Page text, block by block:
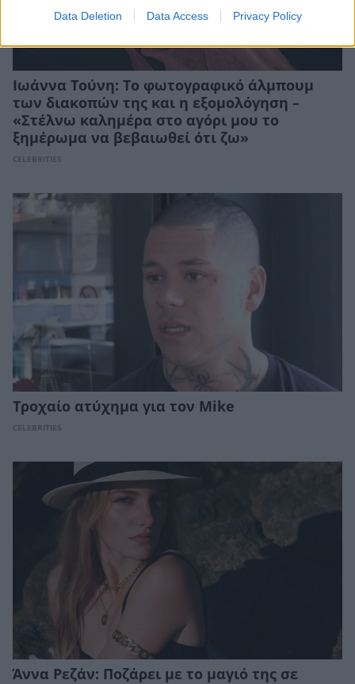
Data Deletion Data Access Privacy Policy
Ιωάννα Τούνη: Το φωτογραφικό άλμπουμ
των διακοπών της και η εξομολόγηση –
«Στέλνω καλημέρα στο αγόρι μου το
ξημέρωμα να βεβαιωθεί ότι ζω»
CELEBRITIES
Τροχαίο ατύχημα για τον Mike
CELEBRITIES
Άννα Ρεζάν: Ποζάρει με το μαγιό της σε